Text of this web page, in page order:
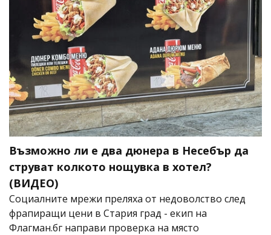
Възможно ли е два дюнера в Несебър да
струват колкото нощувка в хотел?
(ВИДЕО)
Социалните мрежи преляха от недоволство след
фрапиращи цени в Стария град - екип на
Флагман.бг направи проверка на място